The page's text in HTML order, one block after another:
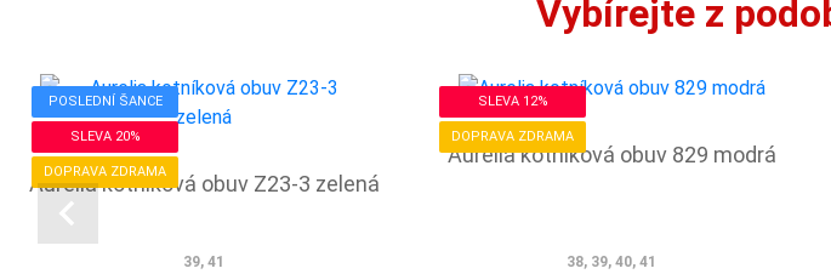
Vybírejte z
POSLEDNÍ ŠANCE
SLEVA 20%
DOPRAVA ZDRAMA
Aurelia kotníková obuv Z23-3 zelená
39, 41
SLEVA 12%
DOPRAVA ZDRAMA
Aurelia kotníková obuv 829 modrá
38, 39, 40, 41